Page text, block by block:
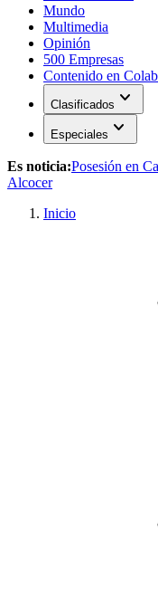
Mundo
Multimedia
Opinión
500 Empresas
Contenido en
Clasificados expand_more
Especiales expand_more
Es noticia:Posesión en
Alcocer
Inicio